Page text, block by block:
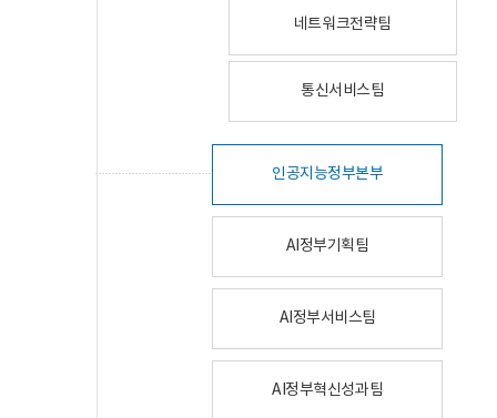
네트워크전략팀
통신서비스팀
인공지능정부본부
AI정부기획팀
AI정부서비스팀
AI정부혁신성과팀